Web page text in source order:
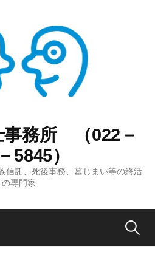
事務所 （022－
5845）
信託、死後事務、墓じまい等の終活
の専門家
検